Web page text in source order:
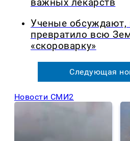
важных лекарств
Ученые обсуждают,
превратило всю
«скороварку»
Следующая
Новости СМИ2